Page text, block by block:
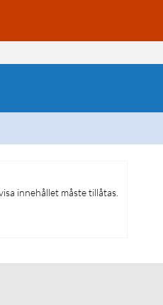
innehållet måste tillåtas.